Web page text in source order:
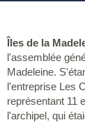
Îles de la
l'assemblée
Madeleine.
l'entreprise Les
représentant 11
l'archipel, qui